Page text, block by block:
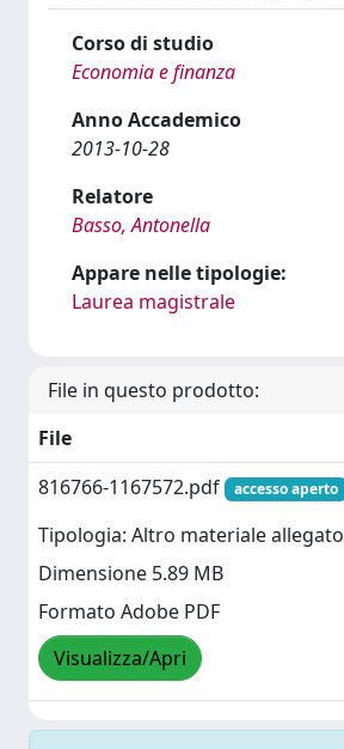
Corso di studio
Economia e finanza
Anno Accademico
2013-10-28
Relatore
Basso, Antonella
Appare nelle tipologie:
Laurea magistrale
File in questo prodotto:
File
816766-1167572.pdf
accesso aperto
Tipologia: Altro materiale allegato
Dimensione 5.89 MB
Formato Adobe PDF
Visualizza/Apri